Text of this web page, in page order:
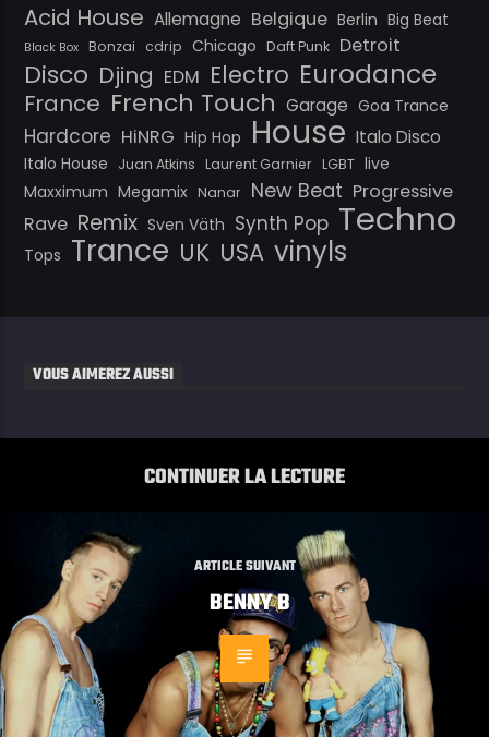
Acid House Allemagne Belgique Berlin Big Beat
Black Box Bonzai cdrip Chicago Daft Punk Detroit
Disco Djing EDM Electro Eurodance
France French Touch Garage Goa Trance
Hardcore HiNRG Hip Hop House Italo Disco
Italo House Juan Atkins Laurent Garnier LGBT live
Maxximum Megamix Nanar New Beat Progressive
Rave Remix Sven Väth Synth Pop Techno
Tops Trance UK USA vinyls
VOUS AIMEREZ AUSSI
CONTINUER LA LECTURE
ARTICLE SUIVANT
BENNY B